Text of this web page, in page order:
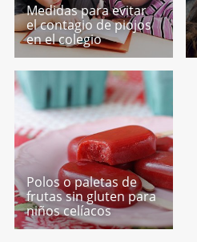
Medidas para evitar
el contagio de piojos
en el colegio
Polos o paletas de
frutas sin gluten para
niños celíacos